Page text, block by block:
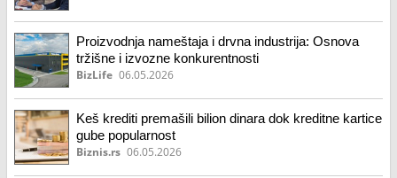
Proizvodnja nameštaja i drvna industrija: Osnova
tržišne i izvozne konkurentnosti
BizLife 06.05.2026
Keš krediti premašili bilion dinara dok kreditne kartice
gube popularnost
Biznis.rs 06.05.2026